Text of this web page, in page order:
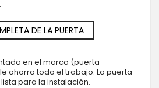
DE LA PUERTA
en el marco (puerta
ahorra todo el trabajo. La puerta
para la instalación.